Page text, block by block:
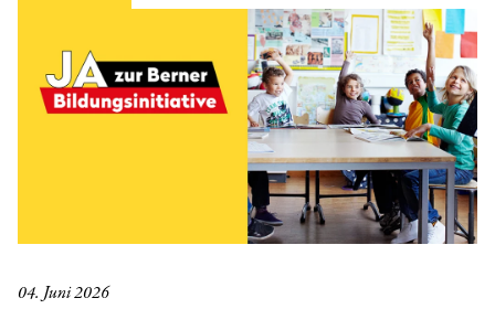
04. Juni 2026